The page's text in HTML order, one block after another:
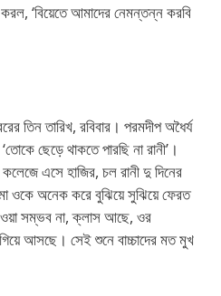
‘বিয়েতে আমাদের নেমন্তন্ন করবি
তিন তারিখ, রবিবার। পরমদীপ অধৈর্য
ছেড়ে থাকতে পারছি না রানী’।
এসে হাজির, চল রানী দু দিনের
ওকে অনেক করে বুঝিয়ে সুঝিয়ে ফেরত
সম্ভব না, ক্লাস আছে, ওর
আসছে। সেই শুনে বাচ্চাদের মত মুখ